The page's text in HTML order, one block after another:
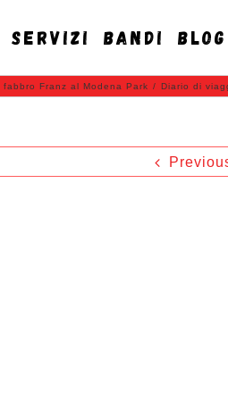
SERVIZI BANDI BLOG
fabbro Franz al Modena Park / Diario di